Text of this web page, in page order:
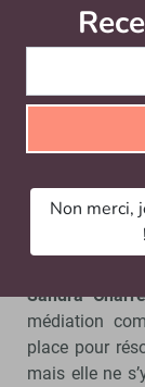
mouvement
Sandra
doit pouvoir
génériques
Allez-vous
l’université ?
Sandra
médiation
place pour
mais elle ne
Non merci,
!